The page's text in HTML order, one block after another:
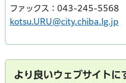
ファックス：043-245-5568
kotsu.URU@city.chiba.lg.jp
より良いウェブサイトに